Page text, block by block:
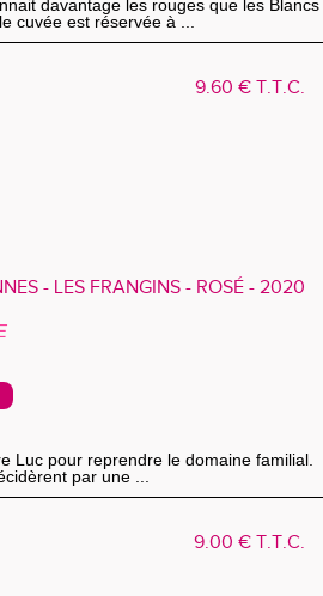
davantage les rouges que les Blancs
cuvée est réservée à ...
- LES FRANGINS - ROSÉ - 2020
9.60 € T.T.C.
Luc pour reprendre le domaine familial.
par une ...
9.00 € T.T.C.